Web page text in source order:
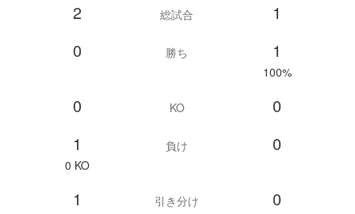
2 総試合
1
0
勝ち 1
100%
0 KO
0
1
0 KO
負け 0
1 引き分け 0